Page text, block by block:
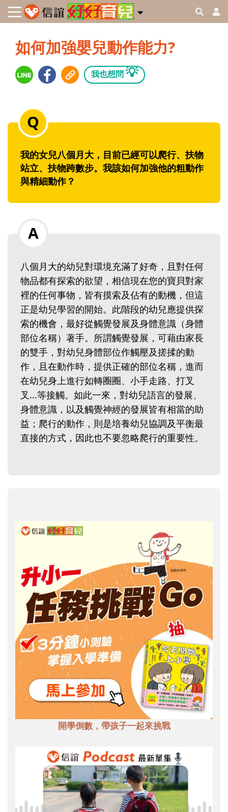
如何加強嬰兒動作能力?
我也想問 💡
我的女兒八個月大，目前已經可以爬行、扶物
站立、扶物跨數步。我該如何加強他的粗動作
與精細動作？
八個月大的幼兒對環境充滿了好奇，且對任何
物品都有探索的欲望，相信現在您的寶貝對家
裡的任何事物，皆有摸索及佔有的動機，但這
正是幼兒學習的開始。此階段的幼兒應提供探
索的機會，最好從觸覺發展及身體意識（身體
部位名稱）著手。所謂觸覺發展，可藉由家長
的雙手，對幼兒身體部位作觸壓及搓揉的動
作，且在動作時，提供正確的部位名稱，進而
在幼兒身上進行如轉圈圈、小手走路、打叉
叉...等接觸。如此一來，對幼兒語言的發展、
身體意識，以及觸覺神經的發展皆有相當的助
益；爬行的動作，則是培養幼兒協調及平衡最
直接的方式，因此也不要忽略爬行的重要性。
開學倒數，帶孩子一起來挑戰